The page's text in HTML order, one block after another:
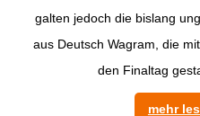
galten jedoch die bislang
aus Deutsch Wagram, die
den Finaltag
mehr